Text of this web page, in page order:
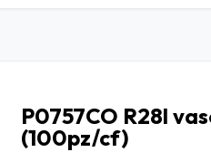
P0757CO R28l
(100pz/cf)